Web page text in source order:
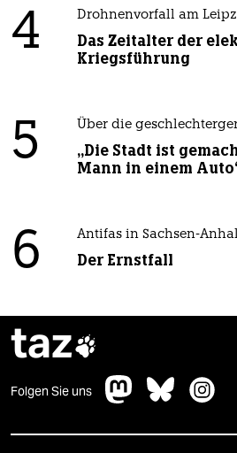
4 Drohnenvorfall am
Das Zeitalter der
Kriegsführung
5 Über die
„Die Stadt ist
Mann in einem
6 Antifas in Sachsen-
Der Ernstfall
taz
Folgen Sie uns